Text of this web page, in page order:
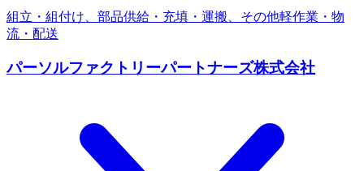
組立・組付け、部品供給・充填・運搬、その他軽作業・物
流・配送
パーソルファクトリーパートナーズ株式会社